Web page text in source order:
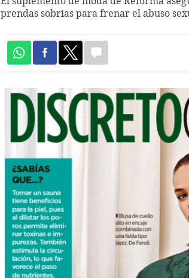
prendas sobrias para frenar el abuso